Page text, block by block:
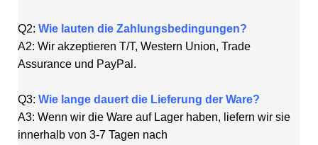
Q2: Wie lauten die Zahlungsbedingungen?
A2: Wir akzeptieren T/T, Western Union, Trade
Assurance und PayPal.
Q3: Wie lange dauert die Lieferung der Ware?
A3: Wenn wir die Ware auf Lager haben, liefern wir sie
innerhalb von 3-7 Tagen nach